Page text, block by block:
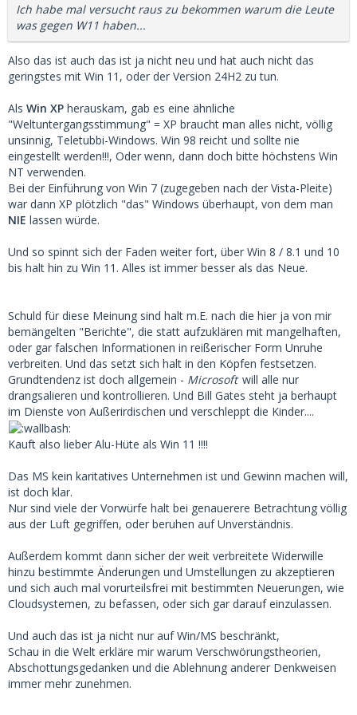
Ich habe mal versucht raus zu bekommen warum die Leute
was gegen W11 haben...
Also das ist auch das ist ja nicht neu und hat auch nicht das
geringstes mit Win 11, oder der Version 24H2 zu tun.
Als Win XP herauskam, gab es eine ähnliche
"Weltuntergangsstimmung" = XP braucht man alles nicht, völlig
unsinnig, Teletubbi-Windows. Win 98 reicht und sollte nie
eingestellt werden!!!, Oder wenn, dann doch bitte höchstens Win
NT verwenden.
Bei der Einführung von Win 7 (zugegeben nach der Vista-Pleite)
war dann XP plötzlich "das" Windows überhaupt, von dem man
NIE lassen würde.
Und so spinnt sich der Faden weiter fort, über Win 8 / 8.1 und 10
bis halt hin zu Win 11. Alles ist immer besser als das Neue.
Schuld für diese Meinung sind halt m.E. nach die hier ja von mir
bemängelten "Berichte", die statt aufzuklären mit mangelhaften,
oder gar falschen Informationen in reißerischer Form Unruhe
verbreiten. Und das setzt sich halt in den Köpfen festsetzen.
Grundtendenz ist doch allgemein - Microsoft will alle nur
drangsalieren und kontrollieren. Und Bill Gates steht ja berhaupt
im Dienste von Außerirdischen und verschleppt die Kinder....
Kauft also lieber Alu-Hüte als Win 11 !!!!
Das MS kein karitatives Unternehmen ist und Gewinn machen will,
ist doch klar.
Nur sind viele der Vorwürfe halt bei genauerere Betrachtung völlig
aus der Luft gegriffen, oder beruhen auf Unverständnis.
Außerdem kommt dann sicher der weit verbreitete Widerwille
hinzu bestimmte Änderungen und Umstellungen zu akzeptieren
und sich auch mal vorurteilsfrei mit bestimmten Neuerungen, wie
Cloudsystemen, zu befassen, oder sich gar darauf einzulassen.
Und auch das ist ja nicht nur auf Win/MS beschränkt,
Schau in die Welt erkläre mir warum Verschwörungstheorien,
Abschottungsgedanken und die Ablehnung anderer Denkweisen
immer mehr zunehmen.